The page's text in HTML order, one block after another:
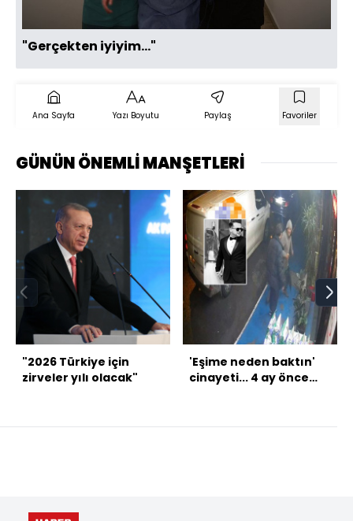
"Gerçekten iyiyim..."
Ana Sayfa Yazı Boyutu Paylaş Favoriler
GÜNÜN ÖNEMLİ MANŞETLERİ
"2026 Türkiye için
zirveler yılı olacak"
'Eşime neden baktın'
cinayeti... 4 ay önce